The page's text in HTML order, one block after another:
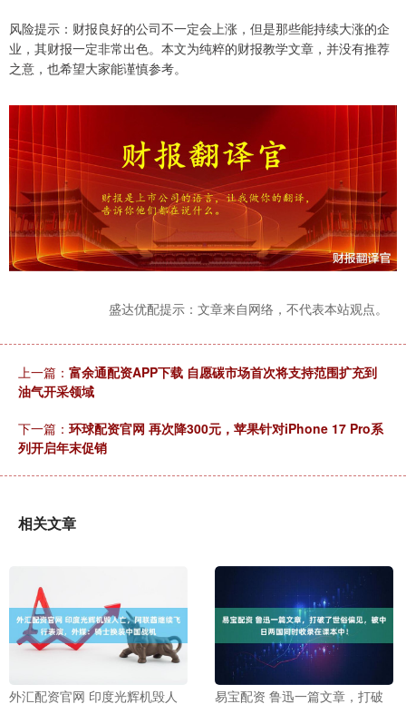
风险提示：财报良好的公司不一定会上涨，但是那些能持续大涨的企
业，其财报一定非常出色。本文为纯粹的财报教学文章，并没有推荐
之意，也希望大家能谨慎参考。
盛达优配提示：文章来自网络，不代表本站观点。
上一篇： 富余通配资APP下载 自愿碳市场首次将支持范围扩充到
油气开采领域
下一篇： 环球配资官网 再次降300元，苹果针对iPhone 17 Pro系
列开启年末促销
相关文章
外汇配资官网 印度光辉机毁人 易宝配资 鲁迅一篇文章，打破